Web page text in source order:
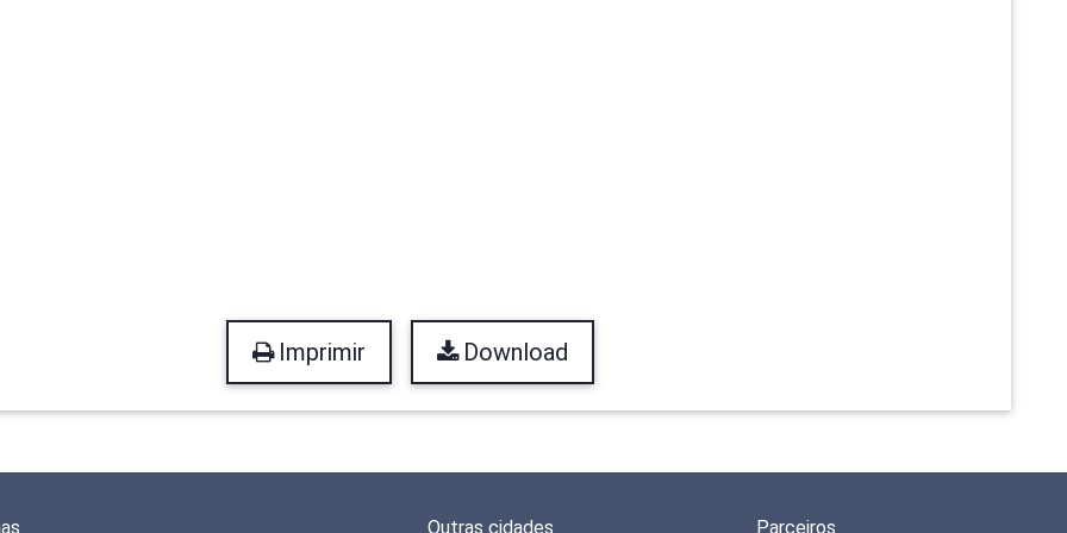
Imprimir Download
Outras cidades Parceiros